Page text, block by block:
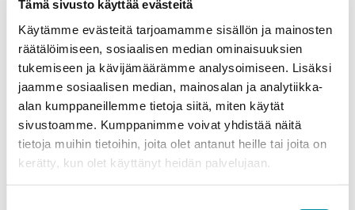
Tämä sivusto käyttää evästeitä
Käytämme evästeitä tarjoamamme sisällön ja mainosten
räätälöimiseen, sosiaalisen median ominaisuuksien
tukemiseen ja kävijämäärämme analysoimiseen. Lisäksi
jaamme sosiaalisen median, mainosalan ja analytiikka-
alan kumppaneillemme tietoja siitä, miten käytät
sivustoamme. Kumppanimme voivat yhdistää näitä
tietoja muihin tietoihin, joita olet antanut heille tai joita on
kerätty, kun olet käyttänyt heidän palvelujaan.
Yhteyshenkilö*
Sähköposti*
Puhelinnumero